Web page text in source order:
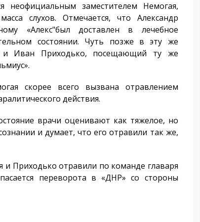
неофициальным заместителем Немогая,
слухов. Отмечается, что Александр
«Алекс"был доставлен в лечебное
состоянии. Чуть позже в эту же
и Иван Приходько, посещающий ту же
скорее всего вызвана отравлением
действия.
врачи оценивают как тяжелое, но
и думает, что его отравили так же,
и Приходько отравили по команде главаря
переворота в «ДНР» со стороны